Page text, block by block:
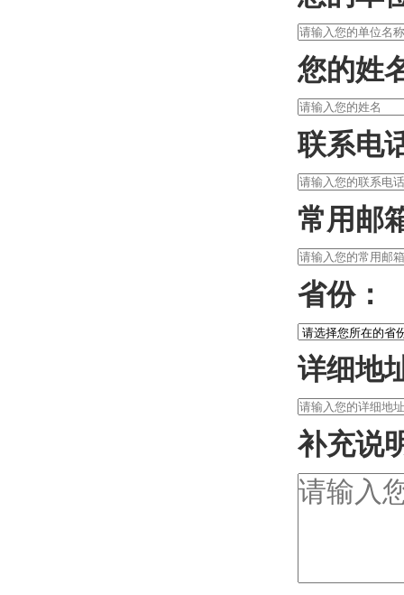
您的姓
联系电
常用邮
省份：
详细地
补充说